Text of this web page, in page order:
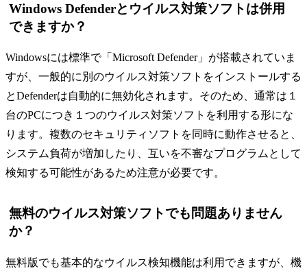
Windows Defenderとウイルス対策ソフトは併用
できますか？
Windowsには標準で「Microsoft Defender」が搭載されていま
すが、一般的に別のウイルス対策ソフトをインストールする
とDefenderは自動的に無効化されます。そのため、通常は１
台のPCにつき１つのウイルス対策ソフトを利用する形にな
ります。複数のセキュリティソフトを同時に動作させると、
システム負荷が増加したり、互いを不審なプログラムとして
検知する可能性があるため注意が必要です。
無料のウイルス対策ソフトでも問題ありません
か？
無料版でも基本的なウイルス検知機能は利用できますが、機